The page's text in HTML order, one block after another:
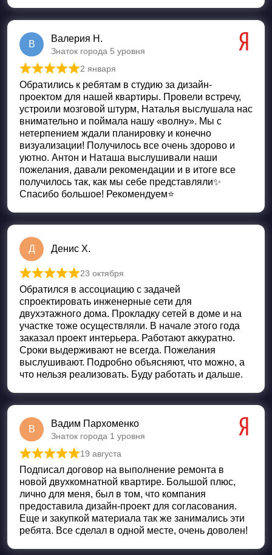
В
Валерия Н.
Знаток города 5 уровня
Оценка 5из 5
2 января
Обратились к ребятам в студию за дизайн-
проектом для нашей квартиры. Провели встречу,
устроили мозговой штурм, Наталья выслушала нас
внимательно и поймала нашу «волну». Мы с
нетерпением ждали планировку и конечно
визуализации! Получилось все очень здорово и
уютно. Антон и Наташа выслушивали наши
пожелания, давали рекомендации и в итоге все
получилось так, как мы себе представляли✨
Спасибо большое! Рекомендуем⭐️
Д Денис Х.
Оценка5 из 5
23 октября
Обратился в ассоциацию с задачей
спроектировать инженерные сети для
двухэтажного дома. Прокладку сетей в доме и на
участке тоже осуществляли. В начале этого года
заказал проект интерьера. Работают аккуратно.
Сроки выдерживают не всегда. Пожелания
выслушивают. Подробно объясняют, что можно, а
что нельзя реализовать. Буду работать и дальше.
В
Вадим Пархоменко
Знаток города 1 уровня
Оценка5 из 5
19 августа
Подписал договор на выполнение ремонта в
новой двухкомнатной квартире. Большой плюс,
лично для меня, был в том, что компания
предоставила дизайн-проект для согласования.
Еще и закупкой материала так же занимались эти
ребята. Все сделал в одной месте, очень доволен!